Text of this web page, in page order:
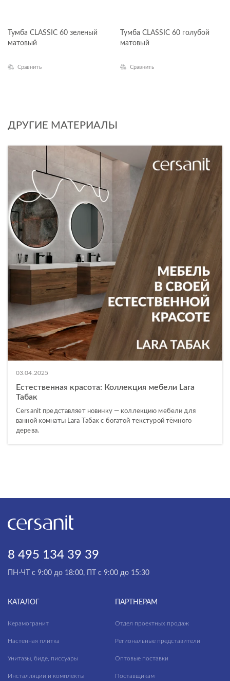
Тумба CLASSIC 60 зеленый
матовый
Сравнить
Тумба CLASSIC 60 голубой
матовый
Сравнить
ДРУГИЕ МАТЕРИАЛЫ
03.04.2025
Естественная красота: Коллекция мебели Lara
Табак
Cersanit представляет новинку — коллекцию мебели для
ванной комнаты Lara Табак с богатой текстурой тёмного
дерева.
8 495 134 39 39
ПН-ЧТ с 9:00 до 18:00, ПТ с 9:00 до 15:30
КАТАЛОГ
Керамогранит
Настенная плитка
Унитазы, биде, писсуары
Инсталляции и комплекты
ПАРТНЕРАМ
Отдел проектных продаж
Региональные представители
Оптовые поставки
Поставщикам